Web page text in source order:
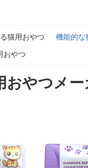
猫用おやつ
機能的な
おやつ
おやつメー